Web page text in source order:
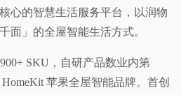
心的智慧生活服务平台，以润物
面」的全屋智能生活方式。
SKU，自研产品数业内第
苹果全屋智能品牌。首创